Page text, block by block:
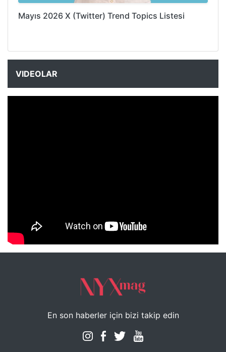
Mayıs 2026 X (Twitter) Trend Topics Listesi
VIDEOLAR
NYXmag 2. Yaş Kutlama Etkinliği
En son haberler için bizi takip edin